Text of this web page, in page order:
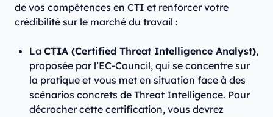
de vos compétences en CTI et renforcer votre
crédibilité sur le marché du travail :
La CTIA (Certified Threat Intelligence Analyst),
proposée par l’EC-Council, qui se concentre sur
la pratique et vous met en situation face à des
scénarios concrets de Threat Intelligence. Pour
décrocher cette certification, vous devrez